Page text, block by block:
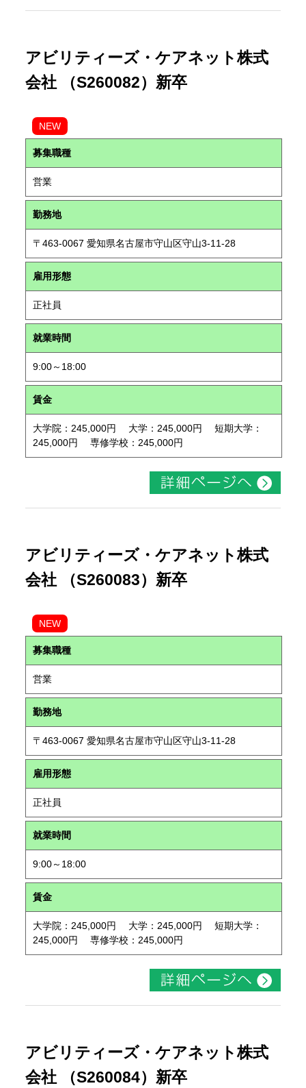
アビリティーズ・ケアネット株式
会社 （S260082）新卒
NEW
募集職種
営業
勤務地
〒463-0067 愛知県名古屋市守山区守山3-11-28
雇用形態
正社員
就業時間
9:00～18:00
賃金
大学院：245,000円 大学：245,000円 短期大学：
245,000円 専修学校：245,000円
アビリティーズ・ケアネット株式
会社 （S260083）新卒
NEW
募集職種
営業
勤務地
〒463-0067 愛知県名古屋市守山区守山3-11-28
雇用形態
正社員
就業時間
9:00～18:00
賃金
大学院：245,000円 大学：245,000円 短期大学：
245,000円 専修学校：245,000円
アビリティーズ・ケアネット株式
会社 （S260084）新卒